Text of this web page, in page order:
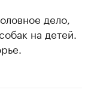
дело,
на детей.